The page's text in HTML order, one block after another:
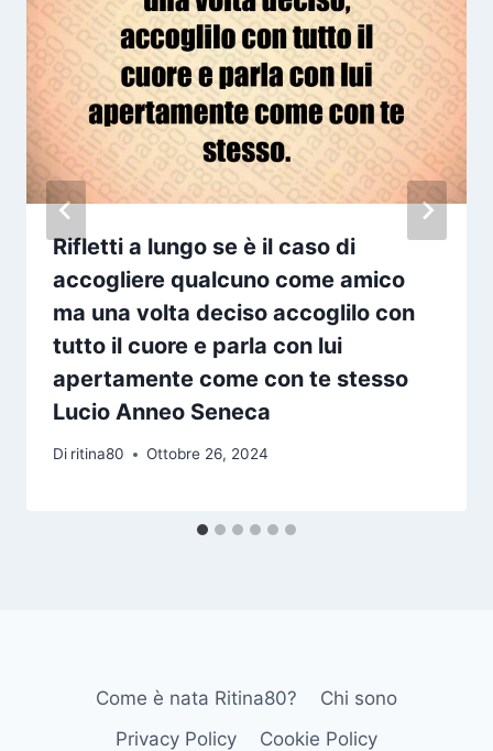
Rifletti a lungo se è il caso di
accogliere qualcuno come amico
ma una volta deciso accoglilo con
tutto il cuore e parla con lui
apertamente come con te stesso
Lucio Anneo Seneca
Di ritina80 Ottobre 26, 2024
Come è nata Ritina80?
Chi sono
Privacy Policy
Cookie Policy